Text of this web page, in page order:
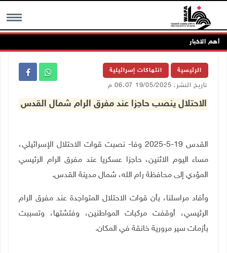
MENU أهم الاخبار
الرئيسية انتهاكات إسرائيلية
تاريخ النشر: 19/05/2025 06:07 م
الاحتلال ينصب حاجزا عند مفرق الرام شمال القدس
القدس 19-5-2025 وفا- نصبت قوات الاحتلال الإسرائيلي،
مساء اليوم الاثنين، حاجزا عسكريا عند مفرق الرام الرئيسي
المؤدي إلى محافظة رام الله، شمال مدينة القدس.
وأفاد مراسلنا، بأن قوات الاحتلال المتواجدة عند مفرق الرام
الرئيسي، أوقفت مركبات المواطنين، وفتشتها، وتسببت
بأزمات سير مرورية خانقة في المكان.